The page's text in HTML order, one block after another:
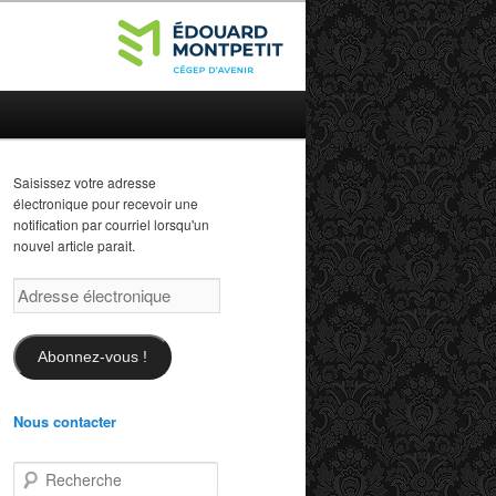
Saisissez votre adresse
électronique pour recevoir une
notification par courriel lorsqu'un
nouvel article parait.
Adresse
électronique
Abonnez-vous !
Nous contacter